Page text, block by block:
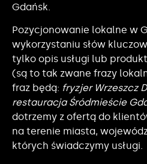
Gdańsk.
Pozycjonowanie lokalne w
wykorzystaniu słów
tylko opis usługi lub
(są to tak zwane frazy
fraz będą: fryzjer Wrzeszcz
restauracja Śródmieście
dotrzemy z ofertą do
na terenie miasta,
których świadczymy usługi.